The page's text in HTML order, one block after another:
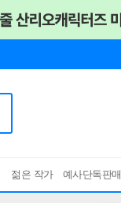
젊은 작가 예사단독판매